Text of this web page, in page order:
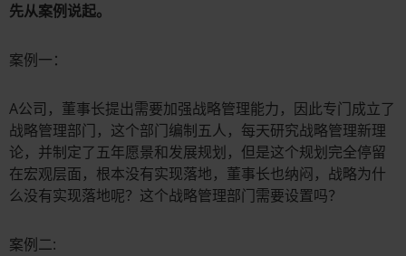
先从案例说起。
案例一：
A公司，董事长提出需要加强战略管理能力，因此专门成立了
战略管理部门，这个部门编制五人，每天研究战略管理新理
论，并制定了五年愿景和发展规划，但是这个规划完全停留
在宏观层面，根本没有实现落地，董事长也纳闷，战略为什
么没有实现落地呢？这个战略管理部门需要设置吗？
案例二: